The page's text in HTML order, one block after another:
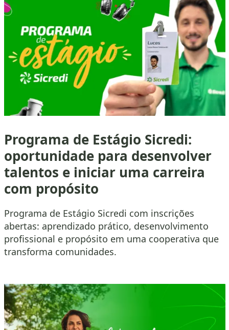
Programa de Estágio Sicredi:
oportunidade para desenvolver
talentos e iniciar uma carreira
com propósito
Programa de Estágio Sicredi com inscrições
abertas: aprendizado prático, desenvolvimento
profissional e propósito em uma cooperativa que
transforma comunidades.